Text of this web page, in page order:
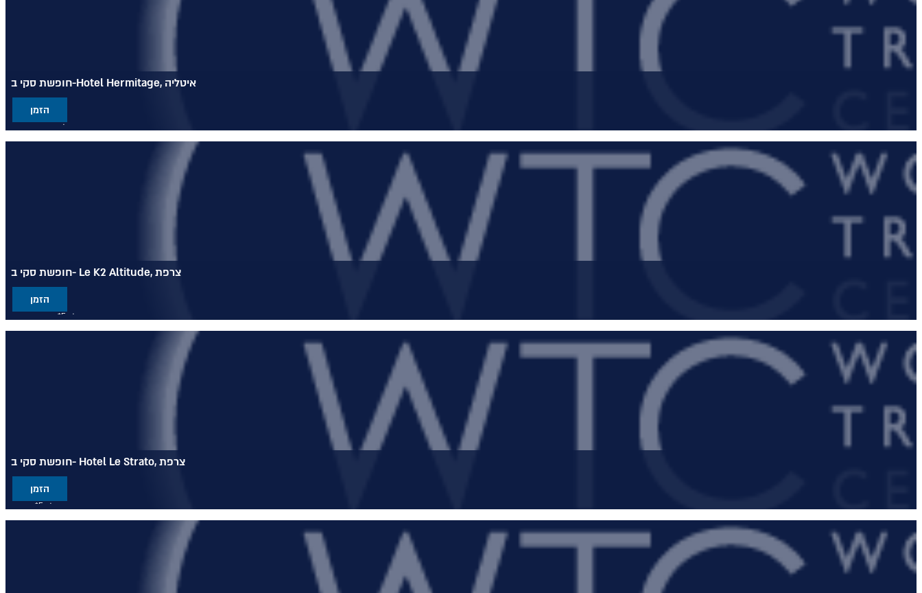
חופשת סקי ב-Hotel Hermitage, איטליה
הזמן
מלון יוקרתי ומפנק
בנוי בסגנון בקתת הרים חמימה ומזמינה
חופשת סקי ב- Le K2 Altitude, צרפת
הזמן
מלון 5* בוטיק יוקרתי
מעוצב בהשראה טיבטית לחוויה בלתי נשכחת
ממוקם בגובה 1,900 מ' מעל הכפר קורשבל 1850 בצרפת
חופשת סקי ב- Hotel Le Strato, צרפת
הזמן
מלון 5* יוקרתי
מציע לאורחיו קסם, אלגנטיות ונוחות